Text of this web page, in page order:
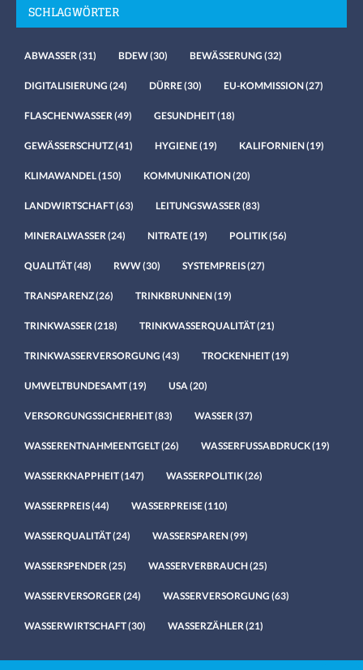
SCHLAGWÖRTER
ABWASSER (31) BDEW(30) BEWÄSSERUNG (32)
DIGITALISIERUNG (24) DÜRRE(30) EU-KOMMISSION(27)
FLASCHENWASSER (49) GESUNDHEIT(18)
GEWÄSSERSCHUTZ(41) HYGIENE(19) KALIFORNIEN(19)
KLIMAWANDEL(150) KOMMUNIKATION(20)
LANDWIRTSCHAFT(63) LEITUNGSWASSER (83)
MINERALWASSER (24) NITRATE(19) POLITIK(56)
QUALITÄT(48) RWW(30) SYSTEMPREIS(27)
TRANSPARENZ(26) TRINKBRUNNEN(19)
TRINKWASSER (218) TRINKWASSERQUALITÄT(21)
TRINKWASSERVERSORGUNG (43) TROCKENHEIT(19)
UMWELTBUNDESAMT(19) USA (20)
VERSORGUNGSSICHERHEIT(83) WASSER (37)
WASSERENTNAHMEENTGELT(26) WASSERFUSSABDRUCK(19)
WASSERKNAPPHEIT(147) WASSERPOLITIK(26)
WASSERPREIS(44) WASSERPREISE(110)
WASSERQUALITÄT(24) WASSERSPAREN(99)
WASSERSPENDER (25) WASSERVERBRAUCH(25)
WASSERVERSORGER (24) WASSERVERSORGUNG (63)
WASSERWIRTSCHAFT(30) WASSERZÄHLER (21)